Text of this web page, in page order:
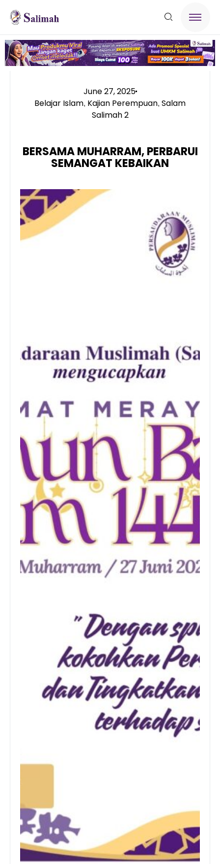
June 27, 2025
Belajar Islam, Kajian Perempuan, Salam
Salimah 2
BERSAMA MUHARRAM, PERBARUI
SEMANGAT KEBAIKAN